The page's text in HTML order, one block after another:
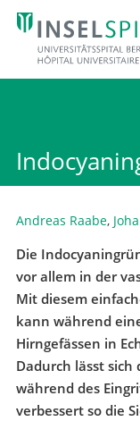
Andreas Raabe,
Die
vor allem in der
Mit diesem
kann während
Hirngefässen in
Dadurch lässt
während des
verbessert so die